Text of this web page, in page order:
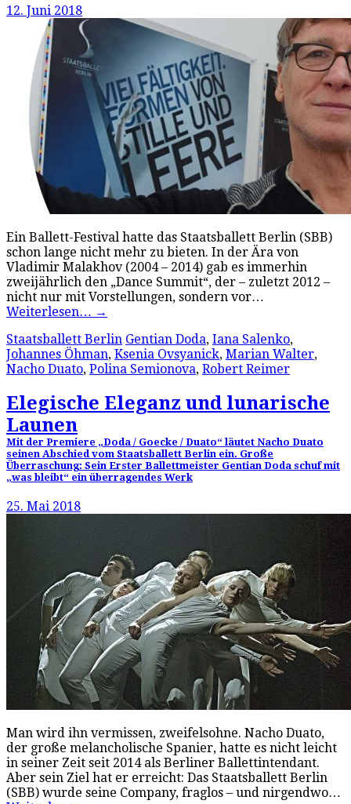
12. Juni 2018
Ein Ballett-Festival hatte das Staatsballett Berlin (SBB)
schon lange nicht mehr zu bieten. In der Ära von
Vladimir Malakhov (2004 – 2014) gab es immerhin
zweijährlich den „Dance Summit“, der – zuletzt 2012 –
nicht nur mit Vorstellungen, sondern vor…
Weiterlesen… →
Staatsballett Berlin Gentian Doda, Iana Salenko,
Johannes Öhman, Ksenia Ovsyanick, Marian Walter,
Nacho Duato, Polina Semionova, Robert Reimer
Elegische Eleganz und lunarische
Launen
Mit der Premiere „Doda / Goecke / Duato“ läutet Nacho Duato
seinen Abschied vom Staatsballett Berlin ein. Große
Überraschung: Sein Erster Ballettmeister Gentian Doda schuf mit
„was bleibt“ ein überragendes Werk
25. Mai 2018
Man wird ihn vermissen, zweifelsohne. Nacho Duato,
der große melancholische Spanier, hatte es nicht leicht
in seiner Zeit seit 2014 als Berliner Ballettintendant.
Aber sein Ziel hat er erreicht: Das Staatsballett Berlin
(SBB) wurde seine Company, fraglos – und nirgendwo…